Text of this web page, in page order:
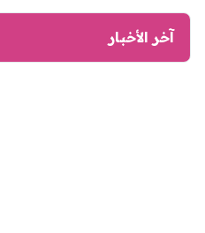
آخر الأخبار